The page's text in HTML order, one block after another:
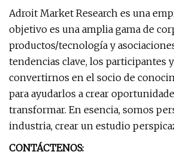
Adroit Market Research es una
objetivo es una amplia gama de
productos/tecnología y
tendencias clave, los participantes
convertirnos en el socio de
para ayudarlos a crear
transformar. En esencia, somos
industria, crear un estudio
CONTÁCTENOS: